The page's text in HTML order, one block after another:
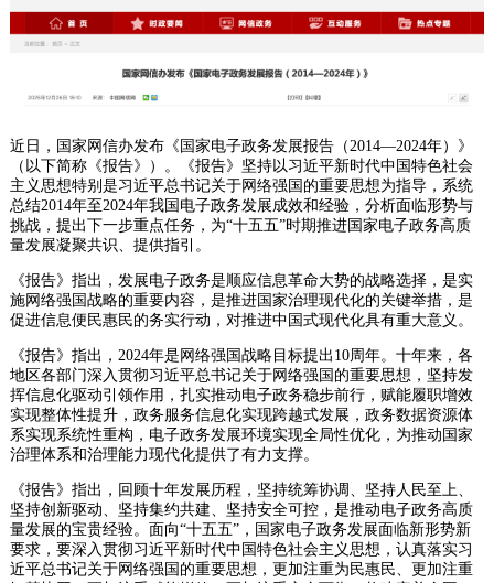
近日，国家网信办发布《国家电子政务发展报告（2014—2024年）》
（以下简称《报告》）。《报告》坚持以习近平新时代中国特色社会
主义思想特别是习近平总书记关于网络强国的重要思想为指导，系统
总结2014年至2024年我国电子政务发展成效和经验，分析面临形势与
挑战，提出下一步重点任务，为“十五五”时期推进国家电子政务高质
量发展凝聚共识、提供指引。
《报告》指出，发展电子政务是顺应信息革命大势的战略选择，是实
施网络强国战略的重要内容，是推进国家治理现代化的关键举措，是
促进信息便民惠民的务实行动，对推进中国式现代化具有重大意义。
《报告》指出，2024年是网络强国战略目标提出10周年。十年来，各
地区各部门深入贯彻习近平总书记关于网络强国的重要思想，坚持发
挥信息化驱动引领作用，扎实推动电子政务稳步前行，赋能履职增效
实现整体性提升，政务服务信息化实现跨越式发展，政务数据资源体
系实现系统性重构，电子政务发展环境实现全局性优化，为推动国家
治理体系和治理能力现代化提供了有力支撑。
《报告》指出，回顾十年发展历程，坚持统筹协调、坚持人民至上、
坚持创新驱动、坚持集约共建、坚持安全可控，是推动电子政务高质
量发展的宝贵经验。面向“十五五”，国家电子政务发展面临新形势新
要求，要深入贯彻习近平新时代中国特色社会主义思想，认真落实习
近平总书记关于网络强国的重要思想，更加注重为民惠民、更加注重